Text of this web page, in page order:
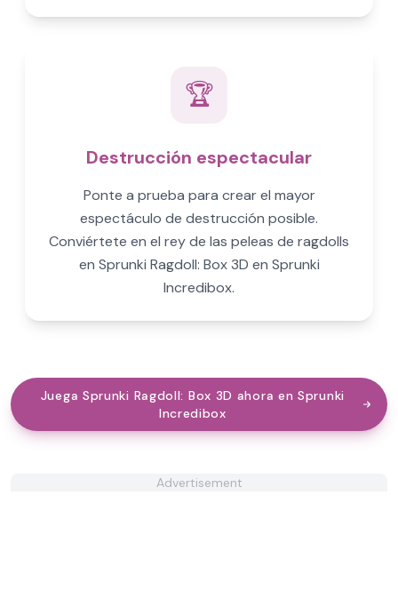
🏆
Destrucción espectacular
Ponte a prueba para crear el mayor
espectáculo de destrucción posible.
Conviértete en el rey de las peleas de ragdolls
en Sprunki Ragdoll: Box 3D en Sprunki
Incredibox.
Juega Sprunki Ragdoll: Box 3D ahora en Sprunki
Incredibox
Advertisement